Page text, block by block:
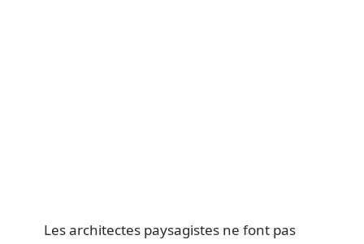
Les architectes paysagistes ne font pas